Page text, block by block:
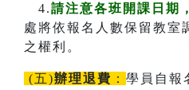
4.請注意各班開課日期
處將依報名人數保留教室
之權利。
(五)辦理退費 ： 學員自報